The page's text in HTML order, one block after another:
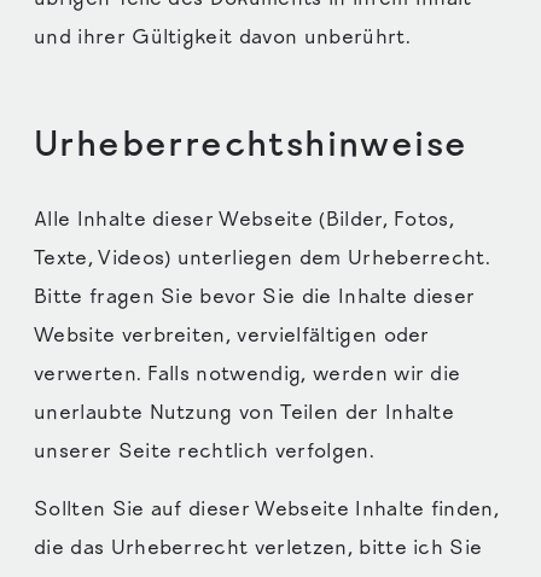
und ihrer Gültigkeit davon unberührt.
Urheberrechtshinweise
Alle Inhalte dieser Webseite (Bilder, Fotos,
Texte, Videos) unterliegen dem Urheberrecht.
Bitte fragen Sie bevor Sie die Inhalte dieser
Website verbreiten, vervielfältigen oder
verwerten. Falls notwendig, werden wir die
unerlaubte Nutzung von Teilen der Inhalte
unserer Seite rechtlich verfolgen.
Sollten Sie auf dieser Webseite Inhalte finden,
die das Urheberrecht verletzen, bitte ich Sie